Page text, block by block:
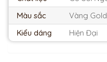
Màu sắc
Vàng
Kiểu dáng
Hiện Đại